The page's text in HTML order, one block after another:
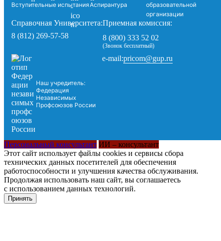
Вступительные испытанияАспирантура
образовательной
организации
Справочная Университета:
8 (812) 269-57-58
Приемная комиссия:
8 (800) 333 52 02
(Звонок бесплатный)
Наш учредитель:
Федерация
Независимых
Профсоюзов России
e-mail:pricom@gup.ru
Персональный консультант ИИ – консультант
Этот сайт использует файлы cookies и сервисы сбора
технических данных посетителей для обеспечения
работоспособности и улучшения качества обслуживания.
Продолжая использовать наш сайт, вы соглашаетесь
с использованием данных технологий.
Принять